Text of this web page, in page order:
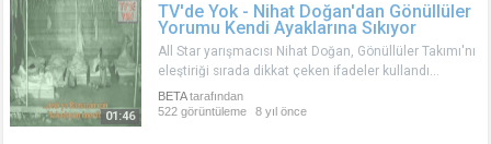
01:46
TV'de Yok - Nihat Doğan'dan Gönüllüler
Yorumu Kendi Ayaklarına Sıkıyor
All Star yarışmacısı Nihat Doğan, Gönüllüler Takımı'nı
eleştiriği sırada dikkat çeken ifadeler kullandı...
BETAtarafından
522 görüntüleme
8 yıl önce